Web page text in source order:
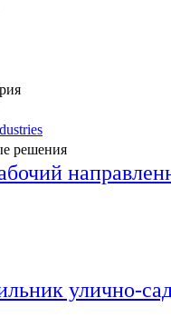
решения
улично-